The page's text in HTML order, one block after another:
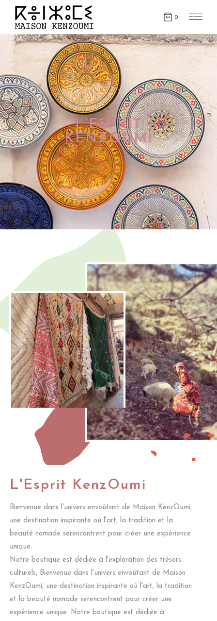
0
L'ESPRIT
KENZOUMI
L'Esprit KenzOumi
Bienvenue dans l'univers envoûtant de Maison KenzOumi,
une destination inspirante où l'art, la tradition et la
beauté nomade serencontrent pour créer une expérience
unique.
Notre boutique est dédiée à l'exploration des trésors
culturels, Bienvenue dans l'univers envoûtant de Maison
KenzOumi, une destination inspirante où l'art, la tradition
et la beauté nomade serencontrent pour créer une
expérience unique. Notre boutique est dédiée à